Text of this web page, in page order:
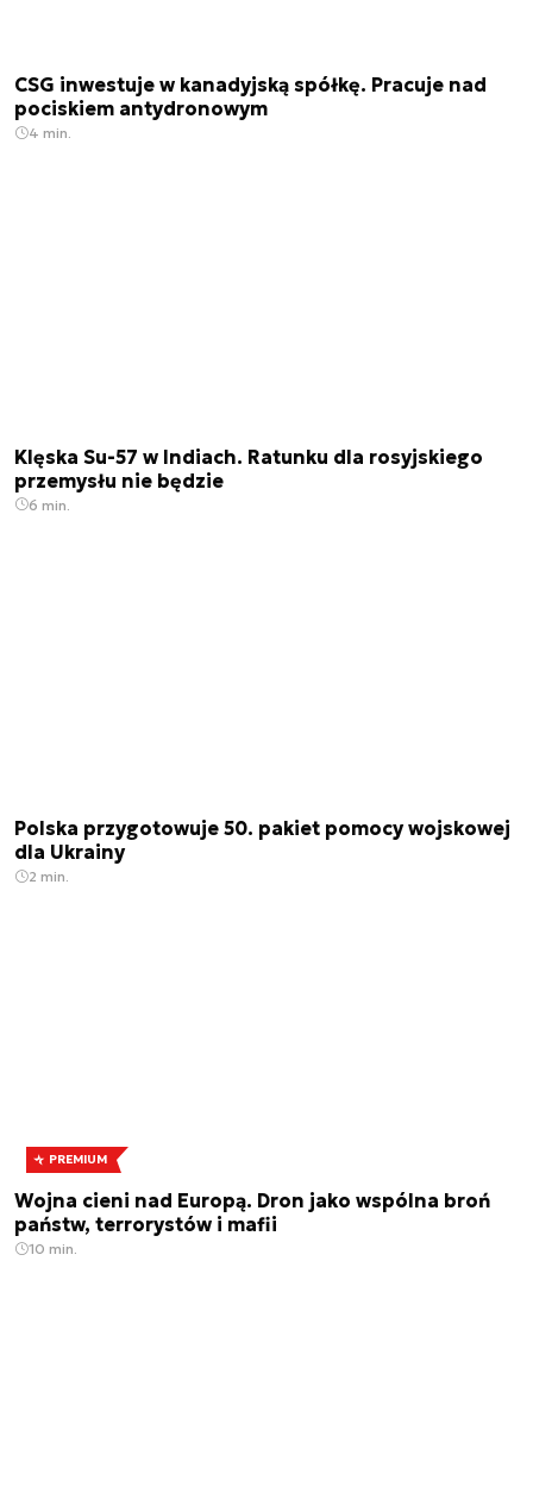
CSG inwestuje w kanadyjską spółkę. Pracuje nad
pociskiem antydronowym
4 min.
Klęska Su-57 w Indiach. Ratunku dla rosyjskiego
przemysłu nie będzie
6 min.
Polska przygotowuje 50. pakiet pomocy wojskowej
dla Ukrainy
2 min.
PREMIUM
Wojna cieni nad Europą. Dron jako wspólna broń
państw, terrorystów i mafii
10 min.